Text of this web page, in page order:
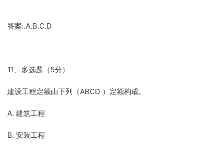
答案:.A.B.C.D
11、多选题（5分）
建设工程定额由下列（ABCD ）定额构成。
A. 建筑工程
B. 安装工程